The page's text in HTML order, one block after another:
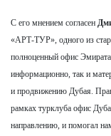
С его мнением согласен
«АРТ-ТУР», одного из
полноценный офис
информационно, так и
и продвижению Дубая.
рамках турклуба офис
направлению, и помогал